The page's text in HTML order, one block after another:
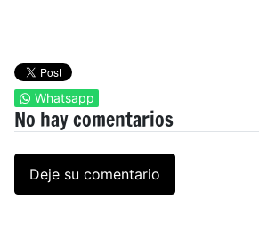
Whatsapp
No hay comentarios
Deje su comentario